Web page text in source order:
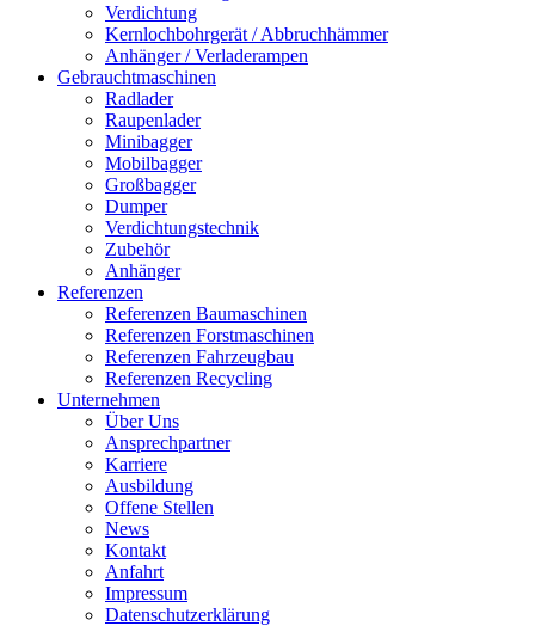
Verdichtung
Kernlochbohrgerät / Abbruchhämmer
Anhänger / Verladerampen
Gebrauchtmaschinen
Radlader
Raupenlader
Minibagger
Mobilbagger
Großbagger
Dumper
Verdichtungstechnik
Zubehör
Anhänger
Referenzen
Referenzen Baumaschinen
Referenzen Forstmaschinen
Referenzen Fahrzeugbau
Referenzen Recycling
Unternehmen
Über Uns
Ansprechpartner
Karriere
Ausbildung
Offene Stellen
News
Kontakt
Anfahrt
Impressum
Datenschutzerklärung